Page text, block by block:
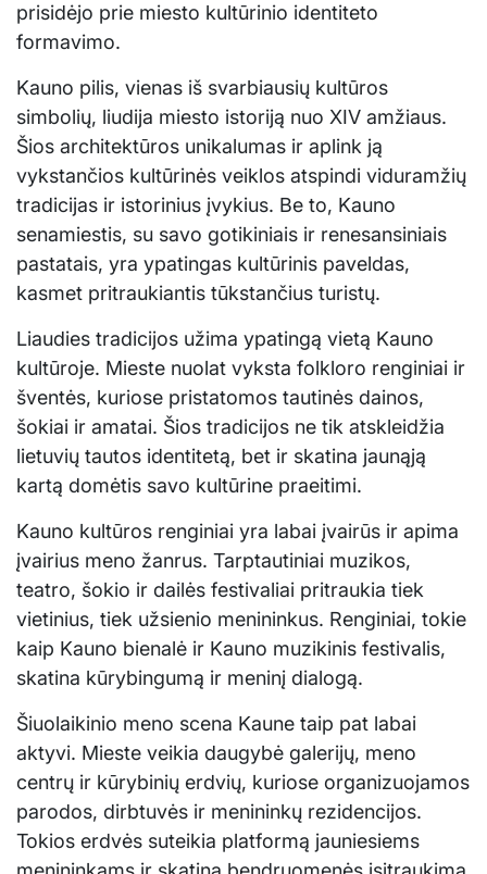
prisidėjo prie miesto kultūrinio identiteto
formavimo.
Kauno pilis, vienas iš svarbiausių kultūros
simbolių, liudija miesto istoriją nuo XIV amžiaus.
Šios architektūros unikalumas ir aplink ją
vykstančios kultūrinės veiklos atspindi viduramžių
tradicijas ir istorinius įvykius. Be to, Kauno
senamiestis, su savo gotikiniais ir renesansiniais
pastatais, yra ypatingas kultūrinis paveldas,
kasmet pritraukiantis tūkstančius turistų.
Liaudies tradicijos užima ypatingą vietą Kauno
kultūroje. Mieste nuolat vyksta folkloro renginiai ir
šventės, kuriose pristatomos tautinės dainos,
šokiai ir amatai. Šios tradicijos ne tik atskleidžia
lietuvių tautos identitetą, bet ir skatina jaunąją
kartą domėtis savo kultūrine praeitimi.
Kauno kultūros renginiai yra labai įvairūs ir apima
įvairius meno žanrus. Tarptautiniai muzikos,
teatro, šokio ir dailės festivaliai pritraukia tiek
vietinius, tiek užsienio menininkus. Renginiai, tokie
kaip Kauno bienalė ir Kauno muzikinis festivalis,
skatina kūrybingumą ir meninį dialogą.
Šiuolaikinio meno scena Kaune taip pat labai
aktyvi. Mieste veikia daugybė galerijų, meno
centrų ir kūrybinių erdvių, kuriose organizuojamos
parodos, dirbtuvės ir menininkų rezidencijos.
Tokios erdvės suteikia platformą jauniesiems